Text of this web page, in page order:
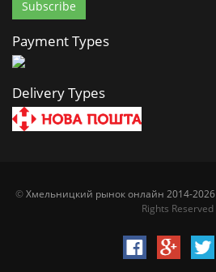
Payment Types
Delivery Types
©Хмельницкий рынок онлайн 2014-2026
Rights Reserved